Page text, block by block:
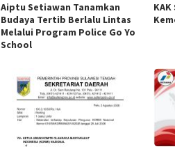
Aiptu Setiawan Tanamkan
Budaya Tertib Berlalu Lintas
Melalui Program Police Go Yo
School